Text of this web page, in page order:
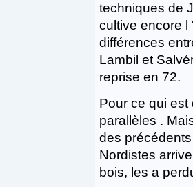
techniques de
cultive encore l
différences
Lambil et
reprise en 72.
Pour ce qui est
parallèles .
des
Nordistes
bois, les a